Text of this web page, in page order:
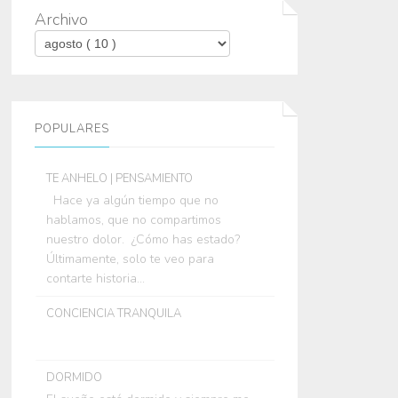
Archivo
POPULARES
TE ANHELO | PENSAMIENTO
Hace ya algún tiempo que no
hablamos, que no compartimos
nuestro dolor. ¿Cómo has estado?
Últimamente, solo te veo para
contarte historia...
CONCIENCIA TRANQUILA
DORMIDO